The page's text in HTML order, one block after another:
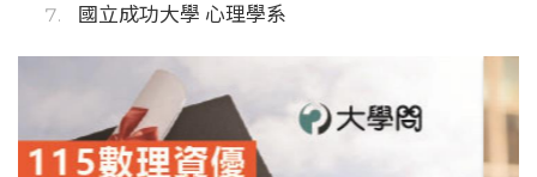
國立成功大學 心理學系